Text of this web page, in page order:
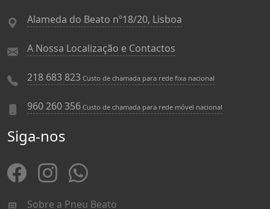
Alameda do Beato nº18/20, Lisboa
A Nossa Localização e Contactos
218 683 823 Custo de chamada para rede fixa nacional
960 260 356 Custo de chamada para rede móvel nacional
Siga-nos
Sobre a Pneu Beato